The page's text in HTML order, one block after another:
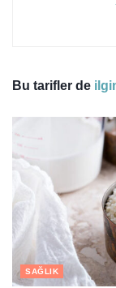
Bu tarifler de
SAĞLIK